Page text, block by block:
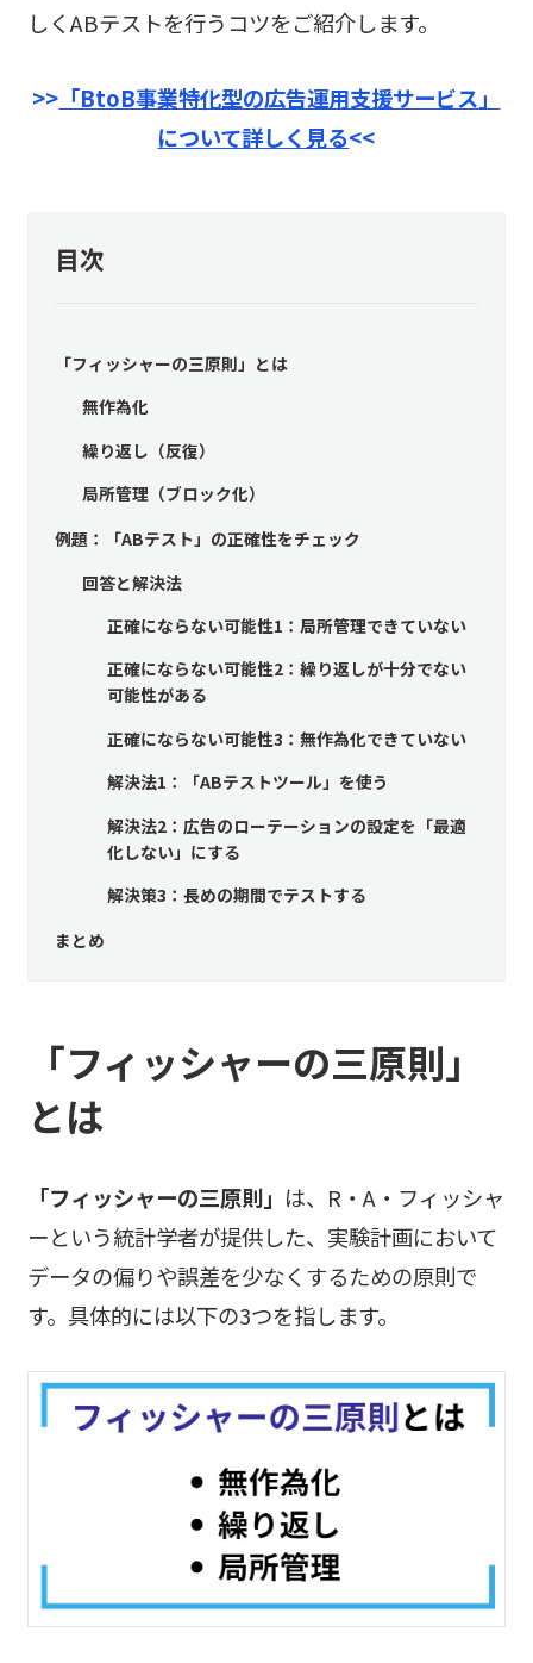
しくABテストを行うコツをご紹介します。
>> 「BtoB事業特化型の広告運用支援サービス」
について詳しく見る<<
目次
「フィッシャーの三原則」とは
無作為化
繰り返し（反復）
局所管理（ブロック化）
例題：「ABテスト」の正確性をチェック
回答と解決法
正確にならない可能性1：局所管理できていない
正確にならない可能性2：繰り返しが十分でない
可能性がある
正確にならない可能性3：無作為化できていない
解決法1：「ABテストツール」を使う
解決法2：広告のローテーションの設定を「最適
化しない」にする
解決策3：長めの期間でテストする
まとめ
「フィッシャーの三原則」
とは
「フィッシャーの三原則」 は、R・A・フィッシャ
ーという統計学者が提供した、実験計画において
データの偏りや誤差を少なくするための原則で
す。具体的には以下の3つを指します。